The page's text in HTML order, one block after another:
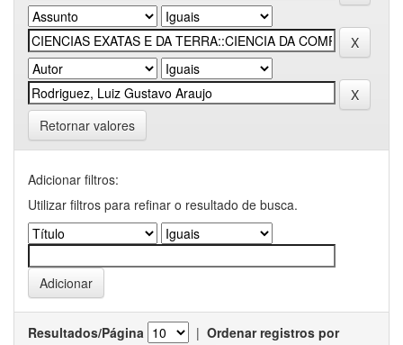
Retornar valores
Adicionar filtros:
Utilizar filtros para refinar o resultado de busca.
Resultados/Página | Ordenar registros por